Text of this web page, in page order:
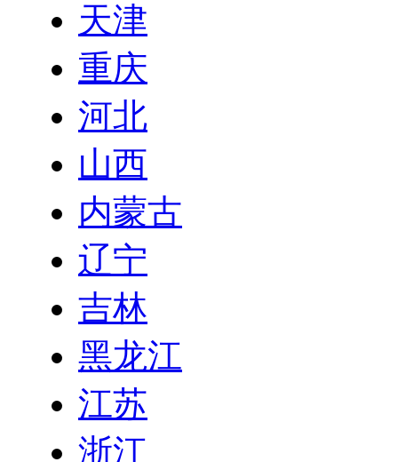
天津
重庆
河北
山西
内蒙古
辽宁
吉林
黑龙江
江苏
浙江